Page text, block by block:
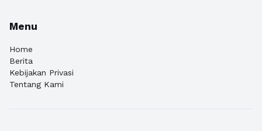
Menu
Home
Berita
Kebijakan Privasi
Tentang Kami